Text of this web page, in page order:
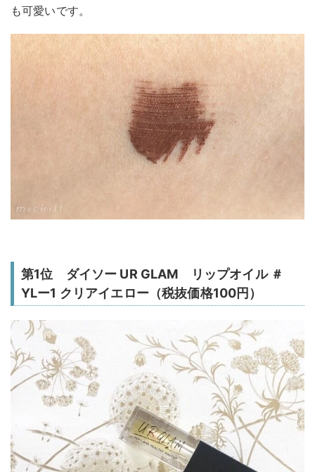
も可愛いです。
第1位 ダイソー UR GLAM リップオイル ＃
YLー1 クリアイエロー（税抜価格100円）